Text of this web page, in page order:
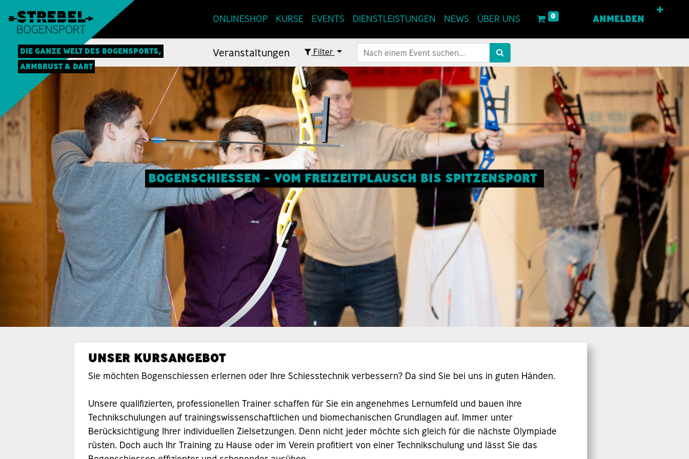
DIE GANZE WELT DES BOGENSPORTS,
ARMBRUST & DART
ONLINESHOP KURSE EVENTS DIENSTLEISTUNGEN NEWS ÜBER UNS 0 ANMELDEN
Veranstaltungen Filter
BOGENSCHIESSEN - VOM FREIZEITPLAUSCH BIS SPITZENSPORT
UNSER KURSANGEBOT
Sie möchten Bogenschiessen erlernen oder Ihre Schiesstechnik verbessern? Da sind Sie bei uns in guten Händen.
Unsere qualifizierten, professionellen Trainer schaffen für Sie ein angenehmes Lernumfeld und bauen ihre
Technikschulungen auf trainingswissenschaftlichen und biomechanischen Grundlagen auf. Immer unter
Berücksichtigung Ihrer individuellen Zielsetzungen. Denn nicht jeder möchte sich gleich für die nächste Olympiade
rüsten. Doch auch Ihr Training zu Hause oder im Verein profitiert von einer Technikschulung und lässt Sie das